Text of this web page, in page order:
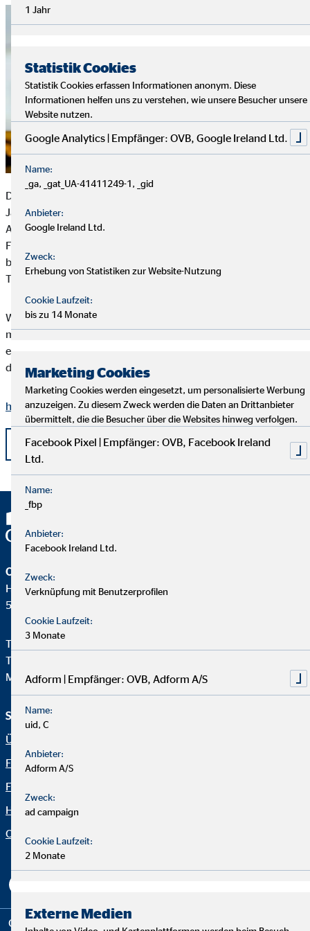
Der Förderverein Känguruh e. V. wurde vor rund dreißig
Jahren ins Leben gerufen und hat sich zum Ziel gesetzt, den
Aufenthalt der kleinen und großen Patienten in der Kinderklinik
Fulda mit einem abwechslungsreichen Programm zu
bereichern – damit das Lachen der Kinder auch an schwierigen
Tagen nicht verstummt.
Wenn auch Sie den Förderverein Känguruh e. V. unterstützen
möchten, gibt es verschiedene Möglichkeiten, sich zu
engagieren. Weitere Informationen finden Sie auf der Webseite
des Fördervereins.
https://kaenguruh-ev.de/
zurück
OVB Vermögensberatung AG
Heumarkt 1
50667 Köln
Telefon:
Telefax: +49 221 2015-264
Mail:info@hv.ovb.de
Service und Informationen
Über OVB
Finanzlösungen
Finanzratgeber
Häufige Fragen
Organization: "Fakten OVB"
Copyright © 2026 by OVB Vermögensberatung AG | All Rights
1 Jahr
Statistik Cookies
Statistik Cookies erfassen Informationen anonym. Diese
Informationen helfen uns zu verstehen, wie unsere Besucher unsere
Website nutzen.
Google Analytics | Empfänger: OVB, Google Ireland Ltd.
Name:
_ga, _gat_UA-41411249-1, _gid
Anbieter:
Google Ireland Ltd.
Zweck:
Erhebung von Statistiken zur Website-Nutzung
Cookie Laufzeit:
bis zu 14 Monate
Marketing Cookies
Marketing Cookies werden eingesetzt, um personalisierte Werbung
anzuzeigen. Zu diesem Zweck werden die Daten an Drittanbieter
übermittelt, die die Besucher über die Websites hinweg verfolgen.
Facebook Pixel | Empfänger: OVB, Facebook Ireland
Ltd.
Name:
_fbp
Anbieter:
Facebook Ireland Ltd.
Zweck:
Verknüpfung mit Benutzerprofilen
Cookie Laufzeit:
3 Monate
Adform | Empfänger: OVB, Adform A/S
Name:
uid, C
Anbieter:
Adform A/S
Zweck:
ad campaign
Cookie Laufzeit:
2 Monate
Externe Medien